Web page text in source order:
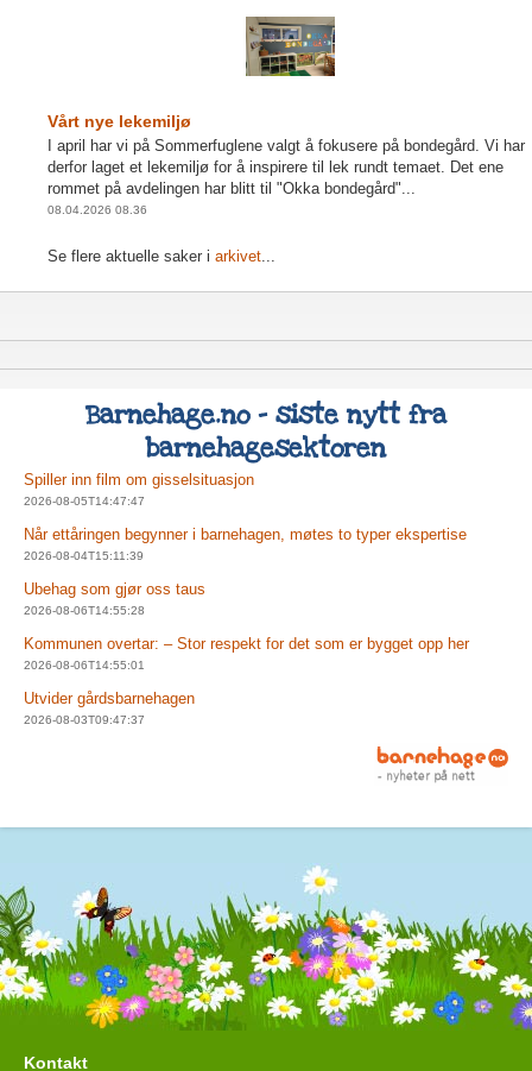
Vårt nye lekemiljø
I april har vi på Sommerfuglene valgt å fokusere på bondegård. Vi har
derfor laget et lekemiljø for å inspirere til lek rundt temaet. Det ene
rommet på avdelingen har blitt til "Okka bondegård"...
08.04.2026 08.36
Se flere aktuelle saker iarkivet
Barnehage.no - siste nytt fra
barnehagesektoren
Spiller inn film om gisselsituasjon
2026-08-05T14:47:47
Når ettåringen begynner i barnehagen, møtes to typer ekspertise
2026-08-04T15:11:39
Ubehag som gjør oss taus
2026-08-06T14:55:28
Kommunen overtar: – Stor respekt for det som er bygget opp her
2026-08-06T14:55:01
Utvider gårdsbarnehagen
2026-08-03T09:47:37
Kontakt